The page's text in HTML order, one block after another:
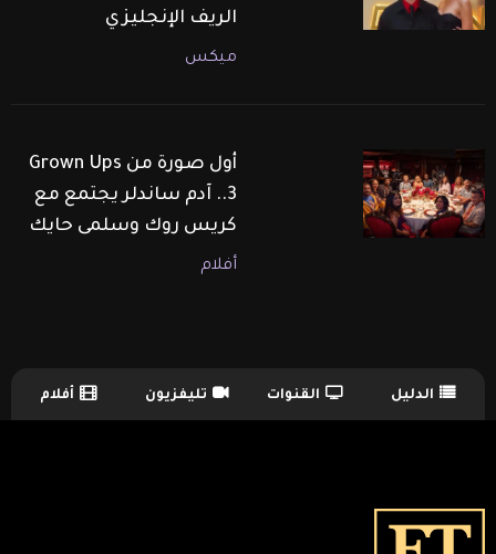
الريف الإنجليزي
ميكس
أول صورة من Grown Ups
3.. آدم ساندلر يجتمع مع
كريس روك وسلمى حايك
أفلام
TV Guide Menu الدليل القنوات تليفزيون أفلام